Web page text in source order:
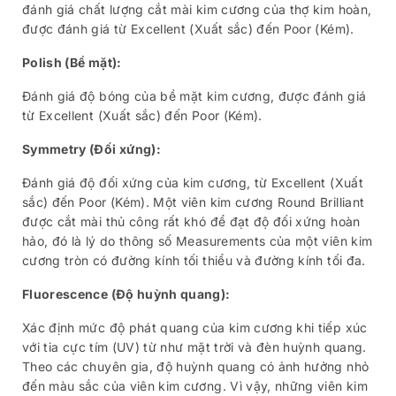
đánh giá chất lượng cắt mài kim cương của thợ kim hoàn,
được đánh giá từ Excellent (Xuất sắc) đến Poor (Kém).
Polish (Bề mặt):
Đánh giá độ bóng của bề mặt kim cương, được đánh giá
từ Excellent (Xuất sắc) đến Poor (Kém).
Symmetry (Đối xứng):
Đánh giá độ đối xứng của kim cương, từ Excellent (Xuất
sắc) đến Poor (Kém). Một viên kim cương Round Brilliant
được cắt mài thủ công rất khó để đạt độ đối xứng hoàn
hảo, đó là lý do thông số Measurements của một viên kim
cương tròn có đường kính tối thiểu và đường kính tối đa.
Fluorescence (Độ huỳnh quang):
Xác định mức độ phát quang của kim cương khi tiếp xúc
với tia cực tím (UV) từ như mặt trời và đèn huỳnh quang.
Theo các chuyên gia, độ huỳnh quang có ảnh hưởng nhỏ
đến màu sắc của viên kim cương. Vì vậy, những viên kim